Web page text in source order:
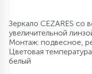
Зеркало CEZARES со
увеличительной
Монтаж: подвесное,
Цветовая
белый